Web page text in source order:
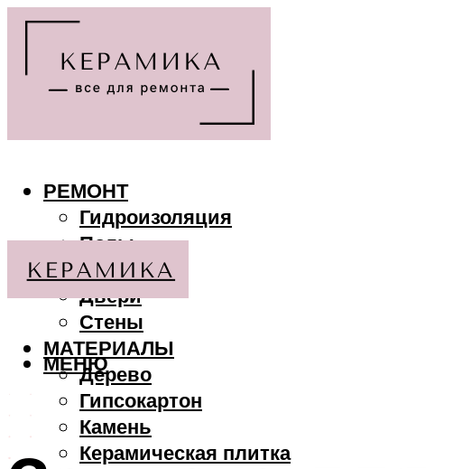
РЕМОНТ
Гидроизоляция
Полы
Потолки
Двери
Стены
МАТЕРИАЛЫ
Дерево
Гипсокартон
Камень
Керамическая плитка
МЕНЮ